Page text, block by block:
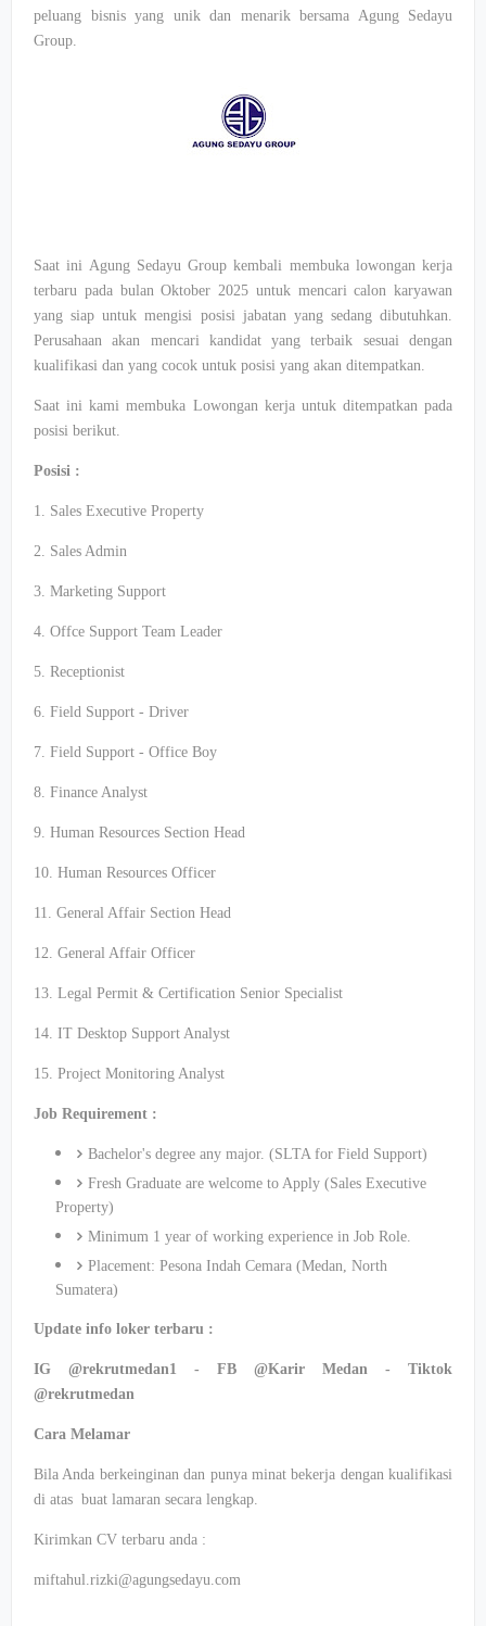
peluang bisnis yang unik dan menarik bersama Agung Sedayu
Group.
Saat ini Agung Sedayu Group kembali membuka lowongan kerja
terbaru pada bulan Oktober 2025 untuk mencari calon karyawan
yang siap untuk mengisi posisi jabatan yang sedang dibutuhkan.
Perusahaan akan mencari kandidat yang terbaik sesuai dengan
kualifikasi dan yang cocok untuk posisi yang akan ditempatkan.
Saat ini kami membuka Lowongan kerja untuk ditempatkan pada
posisi berikut.
Posisi :
1. Sales Executive Property
2. Sales Admin
3. Marketing Support
4. Offce Support Team Leader
5. Receptionist
6. Field Support - Driver
7. Field Support - Office Boy
8. Finance Analyst
9. Human Resources Section Head
10. Human Resources Officer
11. General Affair Section Head
12. General Affair Officer
13. Legal Permit & Certification Senior Specialist
14. IT Desktop Support Analyst
15. Project Monitoring Analyst
Job Requirement :
Bachelor's degree any major. (SLTA for Field Support)
Fresh Graduate are welcome to Apply (Sales Executive
Property)
Minimum 1 year of working experience in Job Role.
Placement: Pesona Indah Cemara (Medan, North
Sumatera)
Update info loker terbaru :
IG @rekrutmedan1 - FB @Karir Medan - Tiktok
@rekrutmedan
Cara Melamar
Bila Anda berkeinginan dan punya minat bekerja dengan kualifikasi
di atas buat lamaran secara lengkap.
Kirimkan CV terbaru anda :
miftahul.rizki@agungsedayu.com